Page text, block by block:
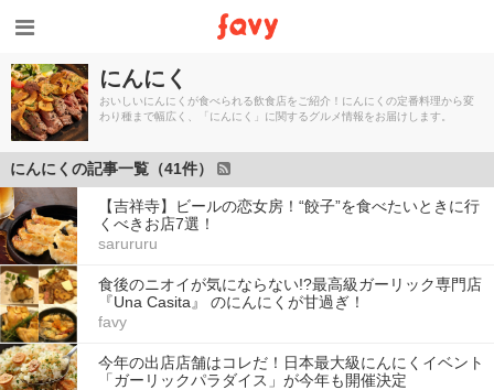
にんにく
おいしいにんにくが食べられる飲食店をご紹介！にんにくの定番料理から変
わり種まで幅広く、「にんにく」に関するグルメ情報をお届けします。
にんにくの記事一覧（41件）
【吉祥寺】ビールの恋女房！“餃子”を食べたいときに行
くべきお店7選！
sarururu
食後のニオイが気にならない!?最高級ガーリック専門店
『Una Casita』 のにんにくが甘過ぎ！
favy
今年の出店店舗はコレだ！日本最大級にんにくイベント
「ガーリックパラダイス」が今年も開催決定